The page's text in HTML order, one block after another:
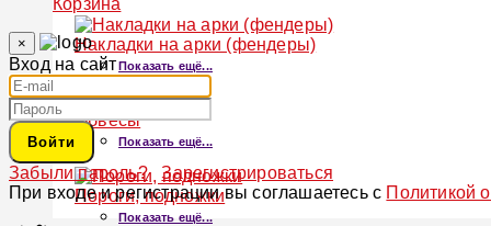
Накладки на арки (фендеры)
Показать ещё...
Обвесы
Показать ещё...
Пороги, подножки
Показать ещё...
Корзина
×
Вход на сайт
Войти
Забыли пароль?
Зарегистрироваться
При входе и регистрации вы соглашаетесь с Политикой